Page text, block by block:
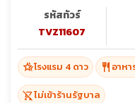
รหัสทัวร์
TVZ11607
hotel_classโรงแรม 4 ดาว restaurant อาห
shopping_cart_offไม่เข้าร้านรัฐบาล